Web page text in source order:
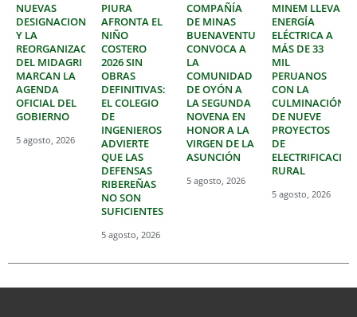
NUEVAS
DESIGNACIONES
Y LA
REORGANIZACIÓN
DEL MIDAGRI
MARCAN LA
AGENDA
OFICIAL DEL
GOBIERNO
5 agosto, 2026
PIURA
AFRONTA EL
NIÑO
COSTERO
2026 SIN
OBRAS
DEFINITIVAS:
EL COLEGIO
DE
INGENIEROS
ADVIERTE
QUE LAS
DEFENSAS
RIBEREÑAS
NO SON
SUFICIENTES
5 agosto, 2026
COMPAÑÍA
DE MINAS
BUENAVENTURA
CONVOCA A
LA
COMUNIDAD
DE OYÓN A
LA SEGUNDA
NOVENA EN
HONOR A LA
VIRGEN DE LA
ASUNCIÓN
5 agosto, 2026
MINEM LLEVA
ENERGÍA
ELÉCTRICA A
MÁS DE 33
MIL
PERUANOS
CON LA
CULMINACIÓN
DE NUEVE
PROYECTOS
DE
ELECTRIFICACIÓN
RURAL
5 agosto, 2026